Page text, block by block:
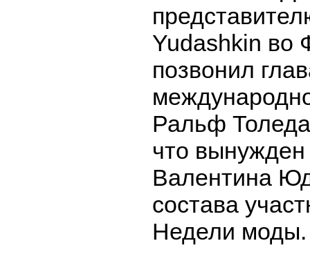
Yudashkin во
позвонил
Ральф
что
Валентина
состава
Недели моды.